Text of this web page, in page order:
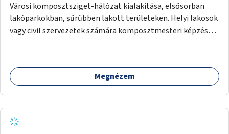
Városi komposztsziget-hálózat kialakítása, elsősorban
lakóparkokban, sűrűbben lakott területeken. Helyi lakosok
vagy civil szervezetek számára komposztmesteri képzés
Megnézem